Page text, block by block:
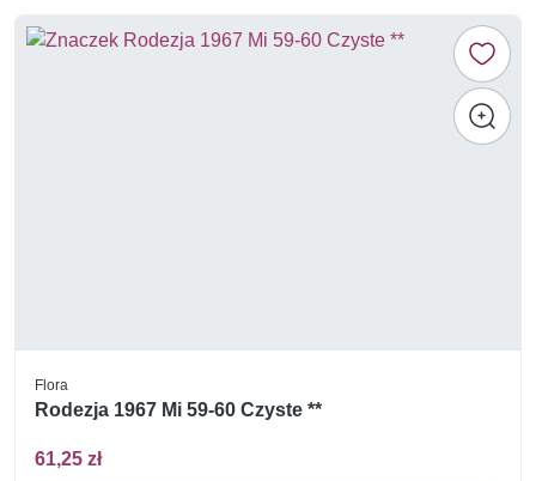
Flora
Rodezja 1967 Mi 59-60 Czyste **
61,25 zł